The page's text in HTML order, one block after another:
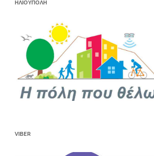
ΗΛΙΟΥΠΟΛΗ
VIBER